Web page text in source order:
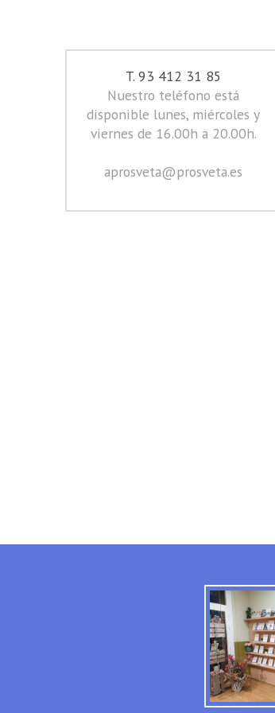
T. 93 412 31 85
Nuestro teléfono está
disponible lunes, miércoles y
viernes de 16.00h a 20.00h.
aprosveta@prosveta.es